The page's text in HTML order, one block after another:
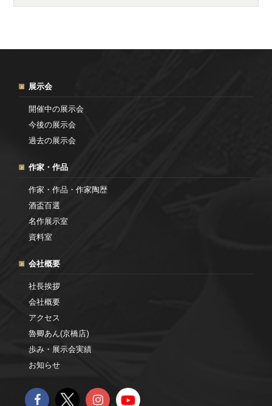
展示会
開催中の展示会
今後の展示会
過去の展示会
作家・作品
作家・作品・作家陶歴
酒盃百選
名作展示室
資料室
会社概要
社長挨拶
会社概要
アクセス
魯卿あん(京橋店)
歩み・展示会実績
お知らせ